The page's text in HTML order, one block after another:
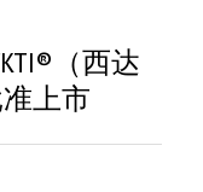
（西达
上市